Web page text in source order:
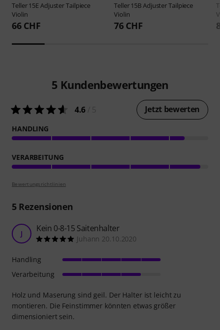
Teller15E Adjuster Tailpiece
Violin
66 CHF
Teller15B Adjuster Tailpiece
Violin
76 CHF
5 Kundenbewertungen
4.6 Jetzt bewerten
HANDLING
VERARBEITUNG
Bewertungsrichtlinien
5Rezensionen
J Kein 0-8-15 Saitenhalter
Juhann 20.10.2020
Holz und Maserung sind geil. Der Halter ist leicht zu
montieren. Die Feinstimmer könnten etwas größer
dimensioniert sein.
Handling
Verarbeitung